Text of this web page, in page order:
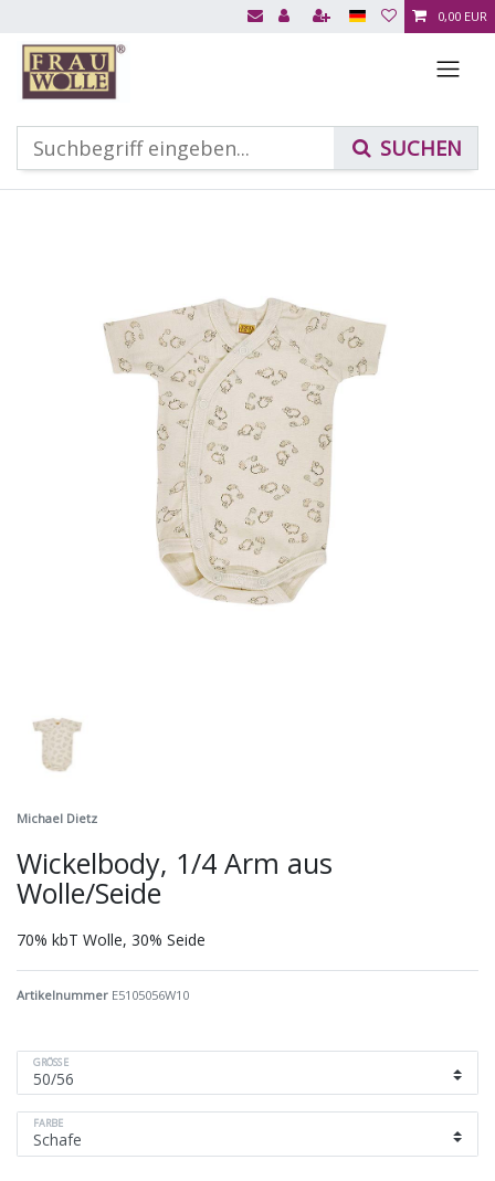
0,00 EUR
Michael Dietz
Wickelbody, 1/4 Arm aus
Wolle/Seide
70% kbT Wolle, 30% Seide
Artikelnummer E5105056W10
GRÖSSE
FARBE